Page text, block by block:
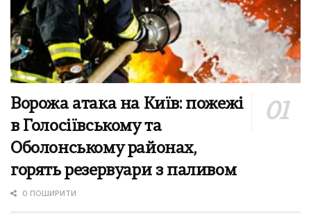
Ворожа атака на Київ: пожежі
в Голосіївському та
Оболонському районах,
горять резервуари з паливом
0 ПОШИРИТИ